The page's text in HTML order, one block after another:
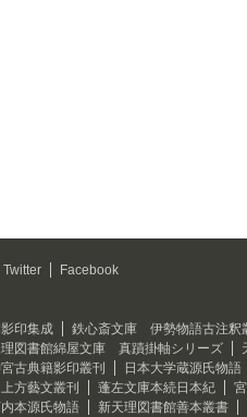
Twitter
Facebook
印集成
鉄心斎文庫 伊勢物語古注釈
理図書館綿屋文庫 真蹟掛軸シリーズ
古典籍影印叢刊
日本大学蔵源氏物語
上方藝文叢刊 蓬左文庫本続日本紀
本源氏物語
新天理図書館善本叢書